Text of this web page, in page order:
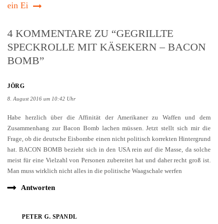
ein Ei
4 KOMMENTARE ZU “GEGRILLTE
SPECKROLLE MIT KÄSEKERN – BACON
BOMB”
JÖRG
8. August 2016 um 10:42 Uhr
Habe herzlich über die Affinität der Amerikaner zu Waffen und dem
Zusammenhang zur Bacon Bomb lachen müssen. Jetzt stellt sich mir die
Frage, ob die deutsche Eisbombe einen nicht politisch korrekten Hintergrund
hat. BACON BOMB bezieht sich in den USA rein auf die Masse, da solche
meist für eine Vielzahl von Personen zubereitet hat und daher recht groß ist.
Man muss wirklich nicht alles in die politische Waagschale werfen
Antworten
PETER G. SPANDL